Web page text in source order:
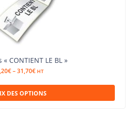
CONTIENT LE BL »
€–31,70€ HT
DES OPTIONS